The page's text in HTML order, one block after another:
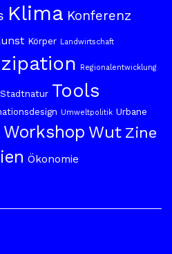
Klima Konferenz
Körper Landwirtschaft
Regionalentwicklung
Stadtnatur Tools
Umweltpolitik Urbane
Workshop Wut Zine
Ökonomie